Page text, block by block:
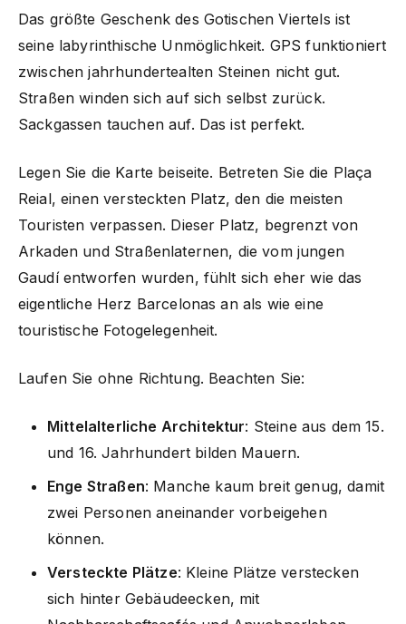
Das größte Geschenk des Gotischen Viertels ist
seine labyrinthische Unmöglichkeit. GPS funktioniert
zwischen jahrhundertealten Steinen nicht gut.
Straßen winden sich auf sich selbst zurück.
Sackgassen tauchen auf. Das ist perfekt.
Legen Sie die Karte beiseite. Betreten Sie die Plaça
Reial, einen versteckten Platz, den die meisten
Touristen verpassen. Dieser Platz, begrenzt von
Arkaden und Straßenlaternen, die vom jungen
Gaudí entworfen wurden, fühlt sich eher wie das
eigentliche Herz Barcelonas an als wie eine
touristische Fotogelegenheit.
Laufen Sie ohne Richtung. Beachten Sie:
Mittelalterliche Architektur: Steine aus dem 15.
und 16. Jahrhundert bilden Mauern.
Enge Straßen: Manche kaum breit genug, damit
zwei Personen aneinander vorbeigehen
können.
Versteckte Plätze: Kleine Plätze verstecken
sich hinter Gebäudeecken, mit